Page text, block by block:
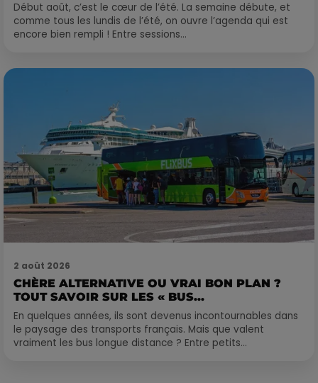
Début août, c’est le cœur de l’été. La semaine débute, et
comme tous les lundis de l’été, on ouvre l’agenda qui est
encore bien rempli ! Entre sessions...
2 août 2026
CHÈRE ALTERNATIVE OU VRAI BON PLAN ?
TOUT SAVOIR SUR LES « BUS...
En quelques années, ils sont devenus incontournables dans
le paysage des transports français. Mais que valent
vraiment les bus longue distance ? Entre petits...